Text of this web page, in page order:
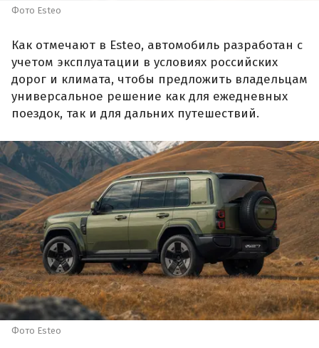
Фото Esteo
Как отмечают в Esteo, автомобиль разработан с
учетом эксплуатации в условиях российских
дорог и климата, чтобы предложить владельцам
универсальное решение как для ежедневных
поездок, так и для дальних путешествий.
Фото Esteo